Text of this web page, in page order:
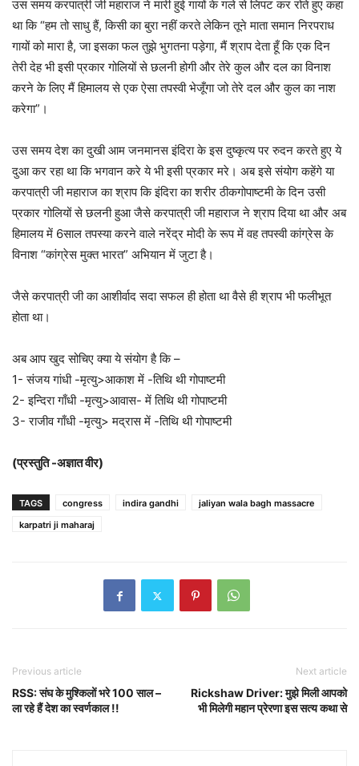
उस समय करपात्री जी महाराज ने मारी हुई गायों के गले से लिपट कर रोते हुए कहा
था कि “हम तो साधु हैं, किसी का बुरा नहीं करते लेकिन तूने माता समान निरपराध
गायों को मारा है, जा इसका फल तुझे भुगतना पड़ेगा, मैं श्राप देता हूँ कि एक दिन
तेरी देह भी इसी प्रकार गोलियों से छलनी होगी और तेरे कुल और दल का विनाश
करने के लिए मैं हिमालय से एक ऐसा तपस्वी भेजूँगा जो तेरे दल और कुल का नाश
करेगा”।
उस समय देश का दुखी आम जनमानस इंदिरा के इस दुष्कृत्य पर रुदन करते हुए ये
दुआ कर रहा था कि भगवान करे ये भी इसी प्रकार मरे। अब इसे संयोग कहेंगे या
करपात्री जी महाराज का श्राप कि इंदिरा का शरीर ठीकगोपाष्टमी के दिन उसी
प्रकार गोलियों से छलनी हुआ जैसे करपात्री जी महाराज ने श्राप दिया था और अब
हिमालय में 6साल तपस्या करने वाले नरेंद्र मोदी के रूप में वह तपस्वी कांग्रेस के
विनाश “कांग्रेस मुक्त भारत” अभियान में जुटा है।
जैसे करपात्री जी का आशीर्वाद सदा सफल ही होता था वैसे ही श्राप भी फलीभूत
होता था।
अब आप खुद सोचिए क्या ये संयोग है कि –
1- संजय गांधी -मृत्यु>आकाश में -तिथि थी गोपाष्टमी
2- इन्दिरा गाँधी -मृत्यु>आवास- में तिथि थी गोपाष्टमी
3- राजीव गाँधी -मृत्यु> मद्रास में -तिथि थी गोपाष्टमी
(प्रस्तुति -अज्ञात वीर)
TAGS congress indira gandhi
jaliyan wala bagh massacre
karpatri ji maharaj
Previous article
RSS: संघ के मुश्किलों भरे 100 साल –
ला रहे हैं देश का स्वर्णकाल !!
Next article
Rickshaw Driver: मुझे मिली आपको
भी मिलेगी महान प्रेरणा इस सत्य कथा से